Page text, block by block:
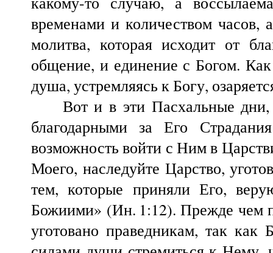
временами и количеством
молитва, которая исходит от
общение, и единение с Богом.
душа, устремляясь к Богу,
Вот и в эти Пасхальные дни,
благодарными за Его
возможность войти с Ним в
Моего, наследуйте Царство,
тем, которые приняли Его,
Божиими» (Ин. 1:12). Прежде чем
уготовано праведникам, так